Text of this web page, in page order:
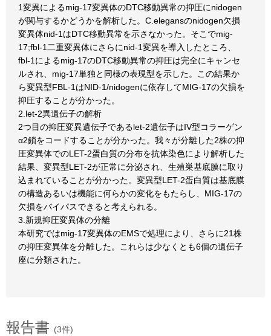
1変異によるmig-17変異体のDTC移動異常の抑圧にnidogen
が関与するかどうかを解析した。C.elegansのnidogen欠損
変異体nid-1はDTC移動異常を示さなかった。そこでmig-
17;fbl-1二重変異体にさらにnid-1変異を導入したところ、
fbl-1によるmig-17のDTC移動異常の抑圧は完全にキャンセ
ルされ、mig-17単独と同様の表現型を示した。この結果か
ら変異型FBL-1はNID-1/nidogenに依存してMIG-17の欠損を
抑圧することが分かった。
2.let-2異遺伝子の解析
2つ目の抑圧変異遺伝子であるlet-2遺伝子はIV型コラーゲン
α2鎖をコードすることが分かった。我々が分離した2株の抑
圧変異体でのLET-2蛋白質の分布を抗体染色により解析した
結果、変異型LET-2が正常に分泌され、生殖巣基底膜に取り
込まれていることが分かった。変異型LET-2蛋白質は基底膜
の構造あるいは機能に何らかの変化をもたらし、MIG-17の
欠損をバイパスできると考えられる。
3.新規抑圧変異体の分離
本研究ではmig-17変異体のEMSで処理により、さらに21株
の抑圧変異体を分離した。これらは少なくとも6個の遺伝子
座に分類された。
報告書 (3件)